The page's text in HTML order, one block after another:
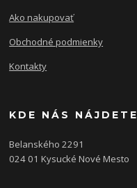
Ako nakupovať
Obchodné podmienky
Kontakty
KDE NÁS NÁJDETE
Belanského 2291
024 01 Kysucké Nové Mesto